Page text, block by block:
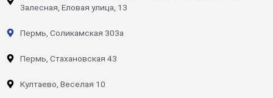
Залесная, Еловая улица, 13
Пермь, Соликамская 303а
Пермь, Стахановская 43
Култаево, Веселая 10